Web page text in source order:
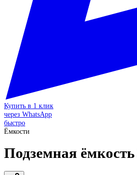
Купить в 1 клик
через WhatsApp
быстро
Ёмкости
Подземная